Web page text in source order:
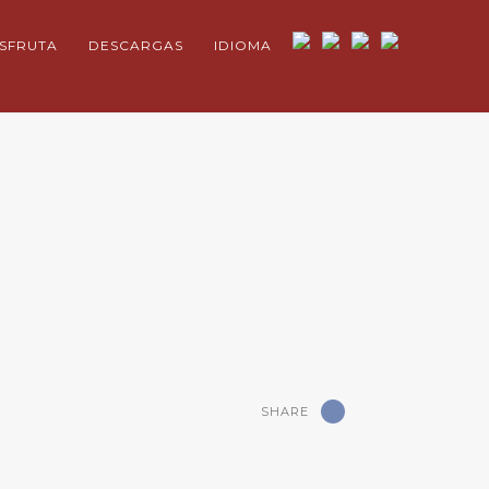
DESCARGAS IDIOMA
SHARE